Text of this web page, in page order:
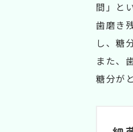
間」と
歯磨き
し、糖
また、
糖分が